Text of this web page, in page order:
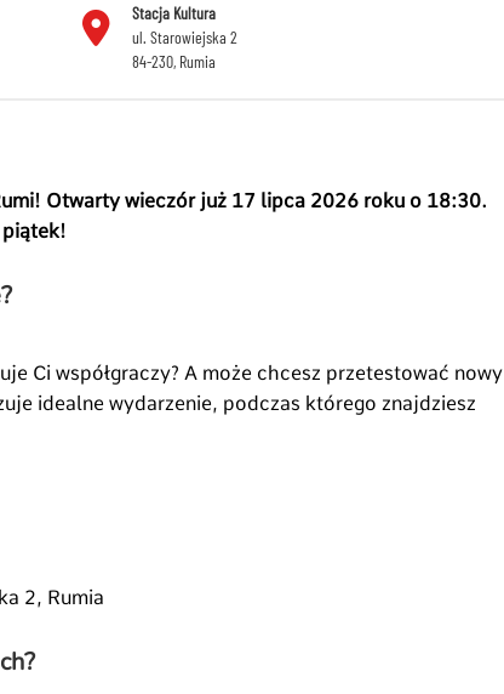
Stacja Kultura
ul. Starowiejska 2
84-230, Rumia
Otwarty wieczór już 17 lipca 2026 roku o 18:30.
piątek!
Ci współgraczy? A może chcesz przetestować nowy
idealne wydarzenie, podczas którego znajdziesz
2, Rumia